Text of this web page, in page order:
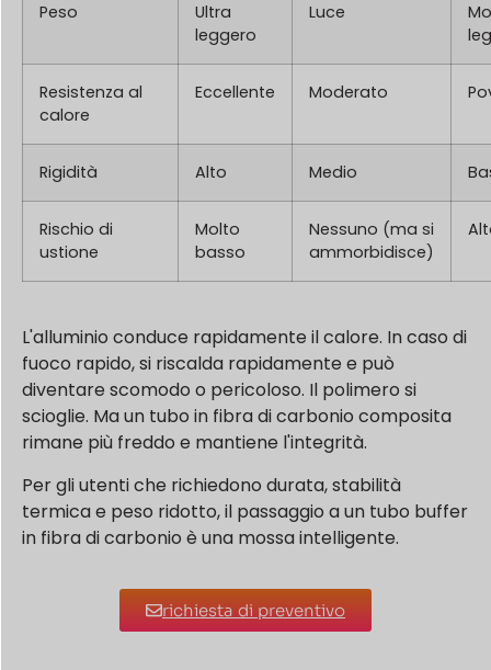
Peso
Ultra
leggero
Luce
Resistenza al
calore
Eccellente Moderato
Rigidità Alto Medio
Rischio di
ustione
Molto
basso
Nessuno (ma si
ammorbidisce)
L'alluminio conduce rapidamente il calore. In caso di
fuoco rapido, si riscalda rapidamente e può
diventare scomodo o pericoloso. Il polimero si
scioglie. Ma un tubo in fibra di carbonio composita
rimane più freddo e mantiene l'integrità.
Per gli utenti che richiedono durata, stabilità
termica e peso ridotto, il passaggio a un tubo buffer
in fibra di carbonio è una mossa intelligente.
richiesta di preventivo